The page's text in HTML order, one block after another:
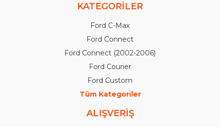
KATEGORİLER
Ford C-Max
Ford Connect
Ford Connect (2002-2006)
Ford Courier
Ford Custom
Tüm Kategoriler
ALIŞVERİŞ